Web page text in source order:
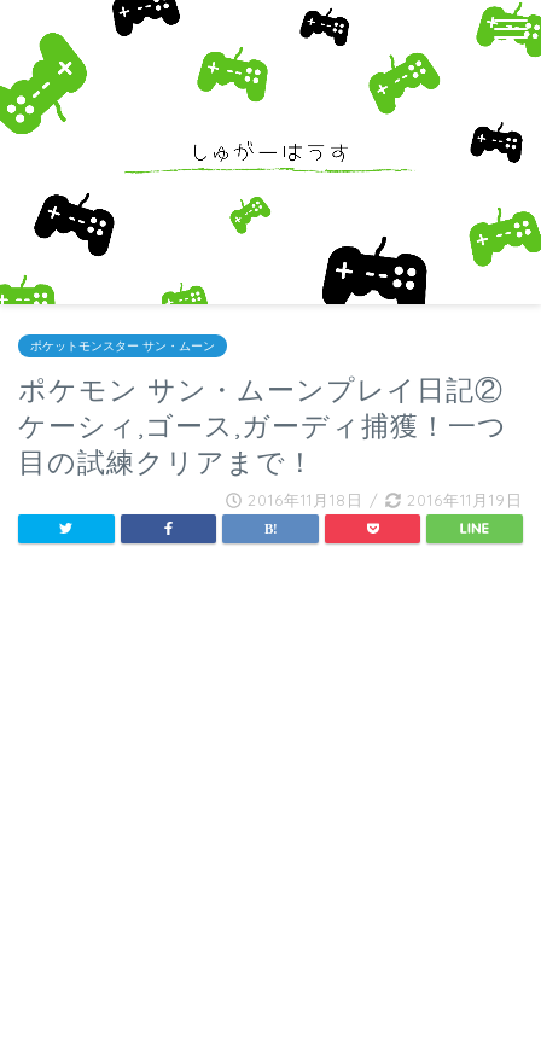
ポケットモンスター サン・ムーン
ポケモン サン・ムーンプレイ日記②
ケーシィ,ゴース,ガーディ捕獲！一つ
目の試練クリアまで！
2016年11月18日 / 2016年11月19日